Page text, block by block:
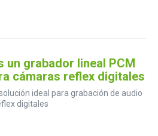
un grabador lineal PCM
cámaras reflex digitales
ideal para grabación de audio
digitales